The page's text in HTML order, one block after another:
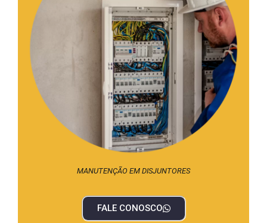
MANUTENÇÃO EM DISJUNTORES
FALE CONOSCO